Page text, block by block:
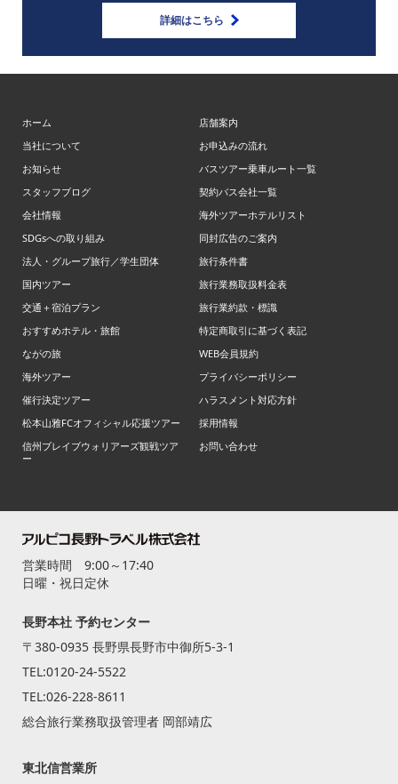
詳細はこちら
ホーム
当社について
お知らせ
スタッフブログ
会社情報
SDGsへの取り組み
法人・グループ旅行／学生団体
国内ツアー
交通＋宿泊プラン
おすすめホテル・旅館
ながの旅
海外ツアー
催行決定ツアー
松本山雅FCオフィシャル応援ツアー
信州ブレイブウォリアーズ観戦ツア
ー
店舗案内
お申込みの流れ
バスツアー乗車ルート一覧
契約バス会社一覧
海外ツアーホテルリスト
同封広告のご案内
旅行条件書
旅行業務取扱料金表
旅行業約款・標識
特定商取引に基づく表記
WEB会員規約
プライバシーポリシー
ハラスメント対応方針
採用情報
お問い合わせ
営業時間 9:00～17:40
日曜・祝日定休
長野本社 予約センター
〒380-0935 長野県長野市中御所5-3-1
TEL:0120-24-5522
TEL:026-228-8611
総合旅行業務取扱管理者 岡部靖広
東北信営業所